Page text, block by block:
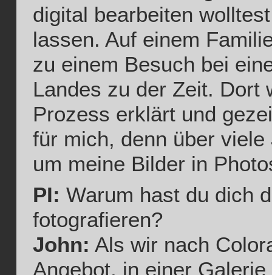
digital bearbeiten
lassen. Auf einem
zu einem Besuch bei
Landes zu der Zeit. Dort
Prozess erklärt und
für mich, denn über
um meine Bilder in
PI: Warum hast du dich
fotografieren?
John: Als wir nach
Angebot, in einer